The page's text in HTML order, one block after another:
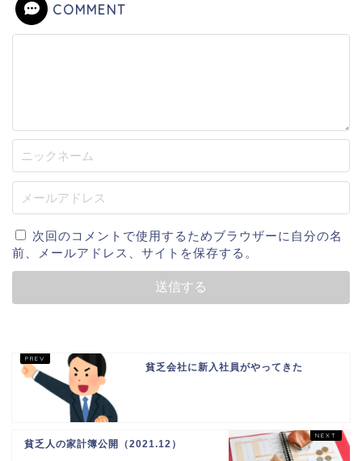
COMMENT
次回のコメントで使用するためブラウザーに自分の名
前、メールアドレス、サイトを保存する。
貧乏会社に新入社員がやってきた
貧乏人の家計簿公開（2021.12）